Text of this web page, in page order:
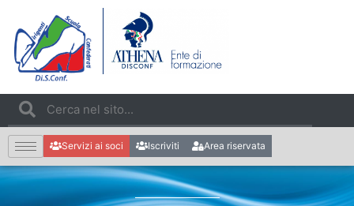
Servizi ai soci Iscriviti Area riservata